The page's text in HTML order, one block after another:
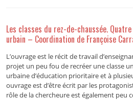
Les classes du rez-de-chaussée.
urbain – Coordination de Françoise
L’ouvrage est le récit de travail
projet un peu fou de recréer une classe
urbaine d’éducation prioritaire et à
ouvrage est d’être écrit par les
rôle de la chercheure est également peu